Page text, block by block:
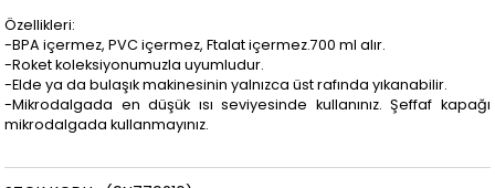
Özellikleri:
-BPA içermez, PVC içermez, Ftalat içermez.700 ml alır.
-Roket koleksiyonumuzla uyumludur.
-Elde ya da bulaşık makinesinin yalnızca üst rafında yıkanabilir.
-Mikrodalgada en düşük ısı seviyesinde kullanınız. Şeffaf kapağı
mikrodalgada kullanmayınız.